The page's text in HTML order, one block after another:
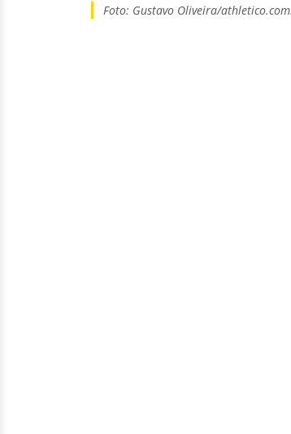
Foto: Gustavo Oliveira/